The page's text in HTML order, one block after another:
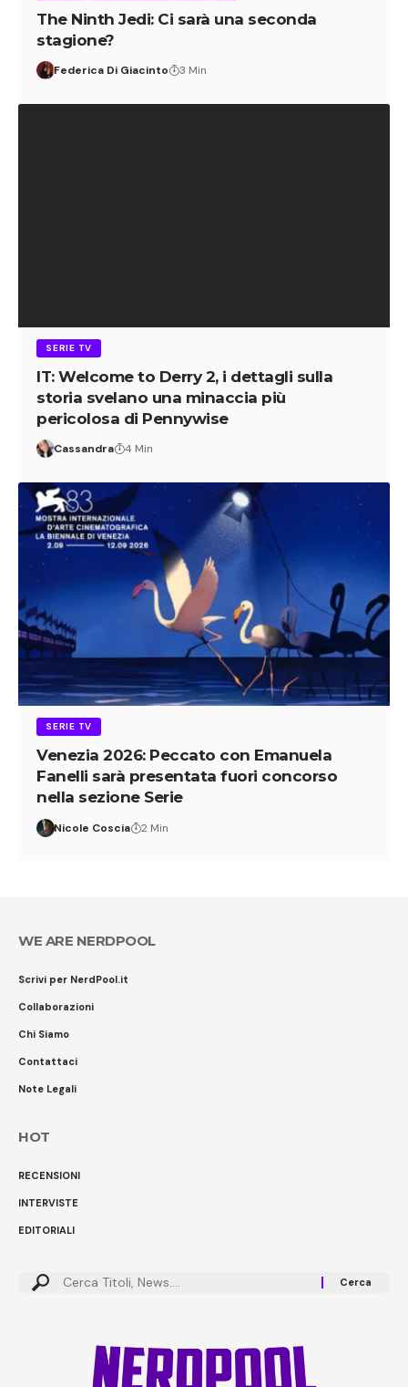
The Ninth Jedi: Ci sarà una seconda
stagione?
Federica Di Giacinto 3 Min
SERIE TV
IT: Welcome to Derry 2, i dettagli sulla
storia svelano una minaccia più
pericolosa di Pennywise
Cassandra 4 Min
SERIE TV
Venezia 2026: Peccato con Emanuela
Fanelli sarà presentata fuori concorso
nella sezione Serie
Nicole Coscia 2 Min
WE ARE NERDPOOL
Scrivi per NerdPool.it
Collaborazioni
Chi Siamo
Contattaci
Note Legali
HOT
RECENSIONI
INTERVISTE
EDITORIALI